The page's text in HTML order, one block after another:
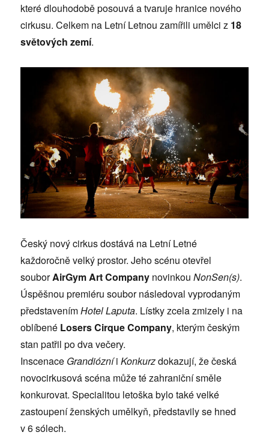
které dlouhodobě posouvá a tvaruje hranice nového
cirkusu. Celkem na Letní Letnou zamířili umělci z 18
světových zemí.
Český nový cirkus dostává na Letní Letné
každoročně velký prostor. Jeho scénu otevřel
souborAirGym Art Company novinkouNonSen(s).
Úspěšnou premiéru soubor následoval vyprodaným
představenímHotel Laputa. Lístky zcela zmizely i na
oblíbené Losers Cirque Company, kterým českým
stan patřil po dva večery.
Inscenace GrandiózníiKonkurzdokazují, že česká
novocirkusová scéna může té zahraniční směle
konkurovat. Specialitou letoška bylo také velké
zastoupení ženských umělkyň, představily se hned
v 6 sólech.